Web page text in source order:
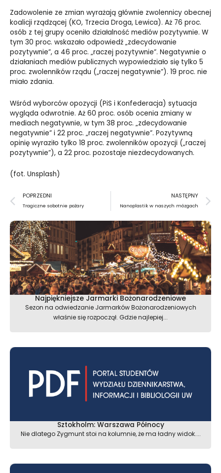
Zadowolenie ze zmian wyrażają głównie zwolennicy obecnej
koalicji rządzącej (KO, Trzecia Droga, Lewica). Aż 76 proc.
osób z tej grupy oceniło działalność mediów pozytywnie. W
tym 30 proc. wskazało odpowiedź „zdecydowanie
pozytywnie”, a 46 proc. „raczej pozytywnie”. Negatywnie o
działaniach mediów publicznych wypowiedziało się tylko 5
proc. zwolenników rządu („raczej negatywnie”). 19 proc. nie
miało zdania.
Wśród wyborców opozycji (PiS i Konfederacja) sytuacja
wygląda odwrotnie. Aż 60 proc. osób ocenia zmiany w
mediach negatywnie, w tym 38 proc. „zdecydowanie
negatywnie” i 22 proc. „raczej negatywnie”. Pozytywną
opinię wyraziło tylko 18 proc. zwolenników opozycji („raczej
pozytywnie”), a 22 proc. pozostaje niezdecydowanych.
(fot. Unsplash)
Prev
POPRZEDNI
Tragiczne sobotnie pożary
NASTĘPNY
Nanoplastik w naszych mózgach
Najpiękniejsze Jarmarki Bożonarodzeniowe
Sezon na odwiedzanie Jarmarków Bożonarodzeniowych
właśnie się rozpoczął. Gdzie najlepiej...
Sztokholm: Warszawa Północy
Nie dlatego Zygmunt stoi na kolumnie, że ma ładny widok....